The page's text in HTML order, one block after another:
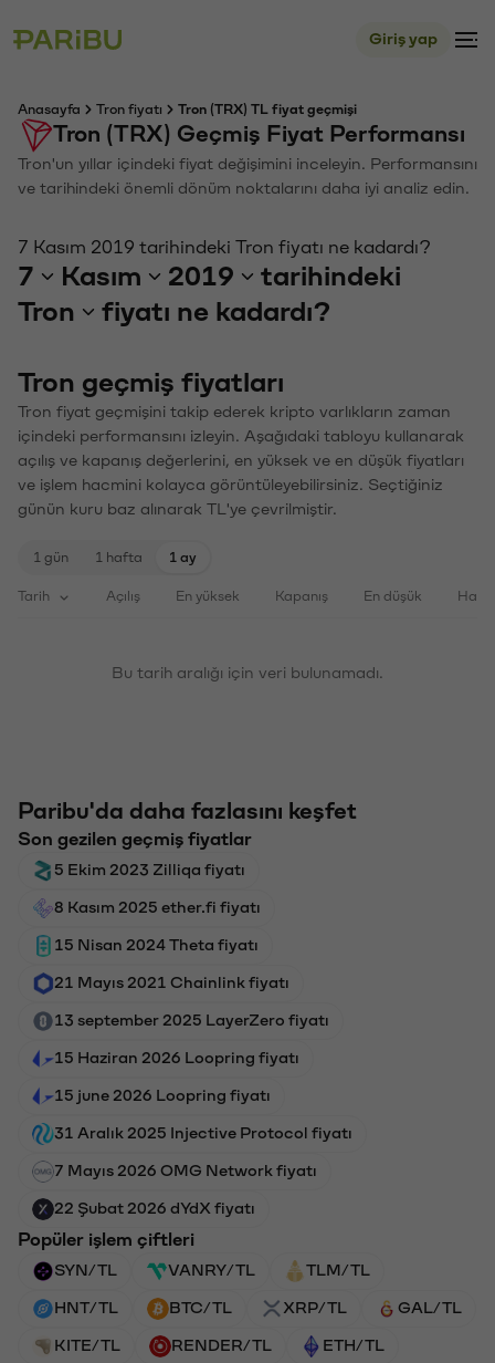
Giriş yap
Anasayfa Tron fiyatı Tron (TRX) TL fiyat geçmişi
Tron (TRX) Geçmiş Fiyat Performansı
Tron'un yıllar içindeki fiyat değişimini inceleyin. Performansını
ve tarihindeki önemli dönüm noktalarını daha iyi analiz edin.
7 Kasım 2019 tarihindeki Tron fiyatı ne kadardı?
7 Kasım 2019
tarihindeki
Tron
fiyatı ne kadardı?
Tron geçmiş fiyatları
Tron fiyat geçmişini takip ederek kripto varlıkların zaman
içindeki performansını izleyin. Aşağıdaki tabloyu kullanarak
açılış ve kapanış değerlerini, en yüksek ve en düşük fiyatları
ve işlem hacmini kolayca görüntüleyebilirsiniz. Seçtiğiniz
günün kuru baz alınarak TL'ye çevrilmiştir.
1 gün 1 hafta 1 ay
Tarih Açılış En yüksek Kapanış En düşük
Bu tarih aralığı için veri bulunamadı.
Paribu'da daha fazlasını keşfet
Son gezilen geçmiş fiyatlar
5 Ekim 2023 Zilliqa fiyatı
8 Kasım 2025 ether.fi fiyatı
15 Nisan 2024 Theta fiyatı
21 Mayıs 2021 Chainlink fiyatı
13 september 2025 LayerZero fiyatı
15 Haziran 2026 Loopring fiyatı
15 june 2026 Loopring fiyatı
31 Aralık 2025 Injective Protocol fiyatı
7 Mayıs 2026 OMG Network fiyatı
22 Şubat 2026 dYdX fiyatı
Popüler işlem çiftleri
SYN/TL VANRY/TL TLM/TL
HNT/TL BTC/TL XRP/TL GAL/TL
KITE/TL RENDER/TL ETH/TL